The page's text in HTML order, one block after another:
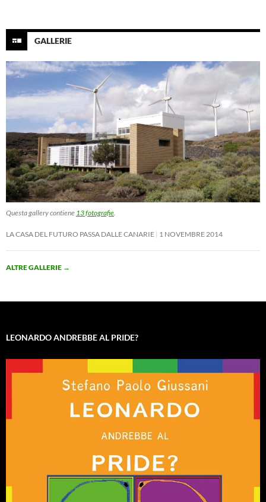
GALLERIE
Questa gallery contiene 13 fotografie
LA CASA DEL FUTURO PASSA DALLE CANARIE 1 NOVEMBRE 2014
ALTRE GALLERIE →
LEONARDO ANDREBBE AL PRIDE?